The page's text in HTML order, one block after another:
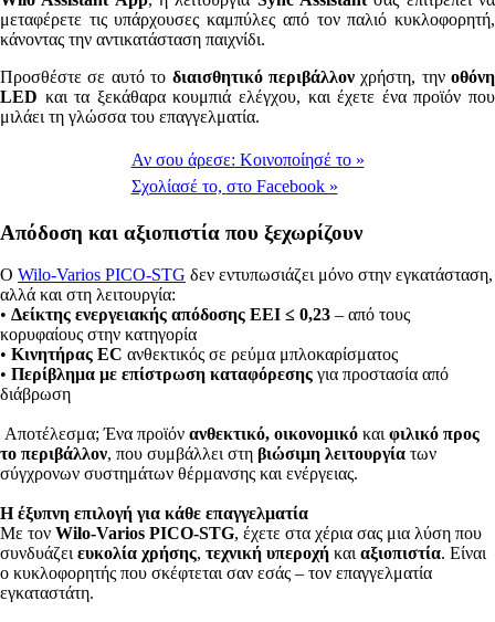
μεταφέρετε τις υπάρχουσες καμπύλες από τον παλιό κυκλοφορητή,
κάνοντας την αντικατάσταση παιχνίδι.
Προσθέστε σε αυτό το διαισθητικό περιβάλλονχρήστη, την οθόνη
LED και τα ξεκάθαρα κουμπιά ελέγχου, και έχετε ένα προϊόν που
μιλάει τη γλώσσα του επαγγελματία.
Αν σου άρεσε: Κοινοποίησέ το »
Σχολίασέ το, στο Facebook »
Απόδοση και αξιοπιστία που ξεχωρίζουν
Ο Wilo-Varios PICO-STG δεν εντυπωσιάζει μόνο στην εγκατάσταση,
αλλά και στη λειτουργία:
• Δείκτης ενεργειακής απόδοσης EEI ≤ 0,23 – από τους
κορυφαίους στην κατηγορία
• Κινητήρας EC ανθεκτικός σε ρεύμα μπλοκαρίσματος
• Περίβλημα με επίστρωση καταφόρεσης για προστασία από
διάβρωση
Αποτέλεσμα; Ένα προϊόν ανθεκτικό, οικονομικό καιφιλικό προς
το περιβάλλον, που συμβάλλει στη βιώσιμη λειτουργία των
σύγχρονων συστημάτων θέρμανσης και ενέργειας.
Η έξυπνη επιλογή για κάθε επαγγελματία
Με τον Wilo-Varios PICO-STG, έχετε στα χέρια σας μια λύση που
συνδυάζειευκολία χρήσης, τεχνική υπεροχή καιαξιοπιστία. Είναι
ο κυκλοφορητής που σκέφτεται σαν εσάς – τον επαγγελματία
εγκαταστάτη.